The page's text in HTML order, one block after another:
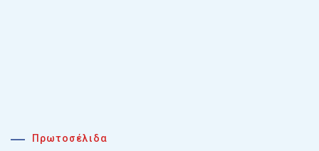
Πρωτοσέλιδα